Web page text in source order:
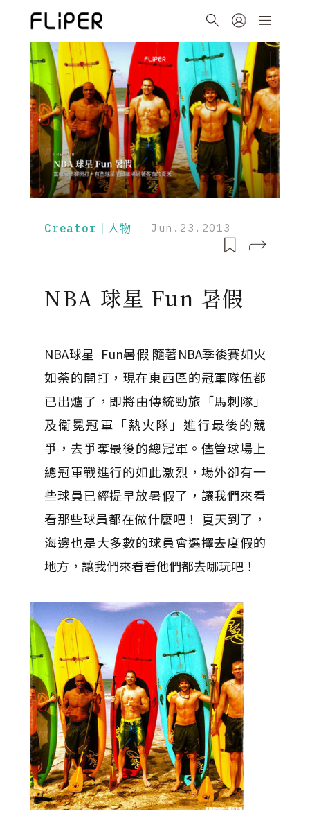
Creator｜人物 Jun.23.2013
NBA 球星 Fun 暑假
NBA球星 Fun暑假 隨著NBA季後賽如火
如荼的開打，現在東西區的冠軍隊伍都
已出爐了，即將由傳統勁旅「馬刺隊」
及衛冕冠軍「熱火隊」進行最後的競
爭，去爭奪最後的總冠軍。儘管球場上
總冠軍戰進行的如此激烈，場外卻有一
些球員已經提早放暑假了，讓我們來看
看那些球員都在做什麼吧！ 夏天到了，
海邊也是大多數的球員會選擇去度假的
地方，讓我們來看看他們都去哪玩吧！